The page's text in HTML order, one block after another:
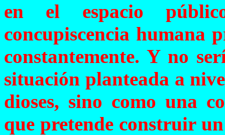
en el espacio
concupiscencia humana
constantemente. Y no
situación planteada a
dioses, sino como una
que pretende construir